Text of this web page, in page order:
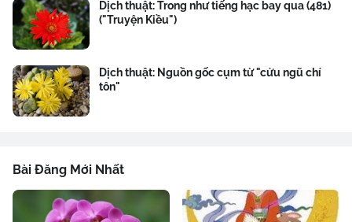
Dịch thuật: Trong như tiếng hạc bay qua (481)
("Truyện Kiều")
Dịch thuật: Nguồn gốc cụm từ "cửu ngũ chí
tôn"
Bài Đăng Mới Nhất